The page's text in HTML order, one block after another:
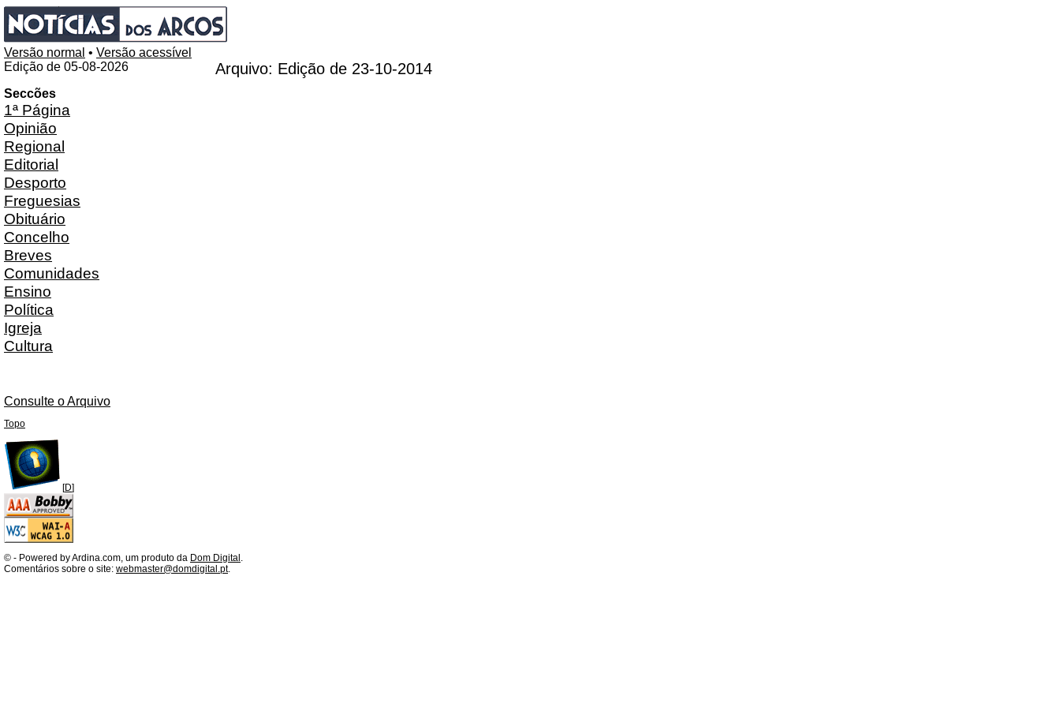
Versão normal • Versão acessível
Edição de 05-08-2026
Seccões
1ª Página
Opinião
Regional
Editorial
Desporto
Freguesias
Obituário
Concelho
Breves
Comunidades
Ensino
Política
Igreja
Cultura
Consulte o Arquivo
Arquivo: Edição de 23-10-2014
Topo
[D]
© - Powered by Ardina.com, um produto da Dom Digital .
Comentários sobre o site: webmaster@domdigital.pt.